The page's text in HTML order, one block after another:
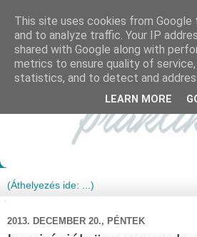
2013. DECEMBER 20., PÉNTEK
This site uses cookies from
and to analyze traffic. Your IP
shared with Google along with
metrics to ensure quality of
statistics, and to detect and
LEARN MORE